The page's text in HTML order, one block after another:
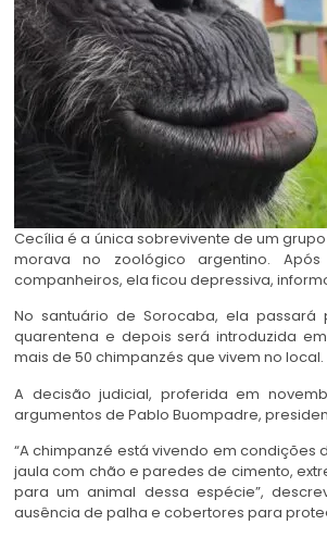
Cecília é a única sobrevivente de um
morava no zoológico argentino.
companheiros, ela ficou depressiva,
No santuário de Sorocaba, ela
quarentena e depois será introduzida
mais de 50 chimpanzés que vivem no local.
A decisão judicial, proferida em
argumentos de Pablo Buompadre,
“A chimpanzé está vivendo em condições
jaula com chão e paredes de cimento,
para um animal dessa espécie”,
ausência de palha e cobertores para